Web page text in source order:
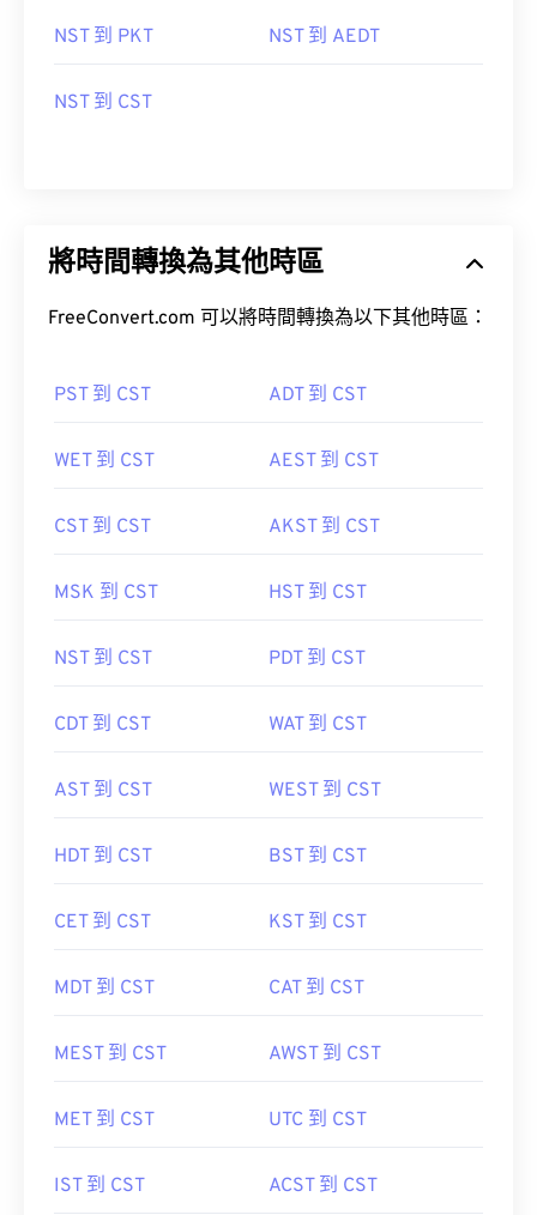
NST 到 PKT NST 到 AEDT
NST 到 CST
將時間轉換為其他時區
FreeConvert.com 可以將時間轉換為以下其他時區：
PST 到 CST ADT 到 CST
WET 到 CST AEST 到 CST
CST 到 CST AKST 到 CST
MSK 到 CST HST 到 CST
NST 到 CST PDT 到 CST
CDT 到 CST WAT 到 CST
AST 到 CST WEST 到 CST
HDT 到 CST BST 到 CST
CET 到 CST KST 到 CST
MDT 到 CST CAT 到 CST
MEST 到 CST AWST 到 CST
MET 到 CST UTC 到 CST
IST 到 CST ACST 到 CST